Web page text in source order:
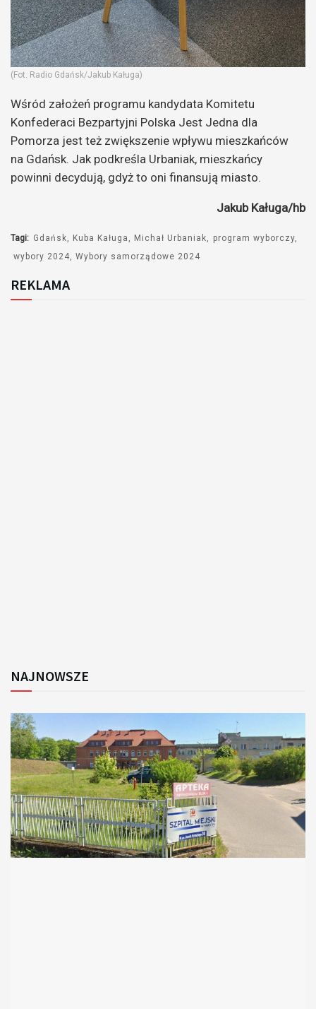
(Fot. Radio Gdańsk/Jakub Kaługa)
Wśród założeń programu kandydata Komitetu
Konfederaci Bezpartyjni Polska Jest Jedna dla
Pomorza jest też zwiększenie wpływu mieszkańców
na Gdańsk. Jak podkreśla Urbaniak, mieszkańcy
powinni decydują, gdyż to oni finansują miasto.
Jakub Kaługa/hb
Tagi: Gdańsk Kuba Kaługa Michał Urbaniak
program wyborczy
wybory 2024
Wybory samorządowe 2024
REKLAMA
NAJNOWSZE